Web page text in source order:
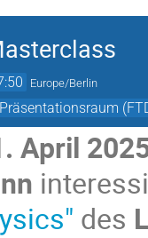
Europe/Berlin
April
des